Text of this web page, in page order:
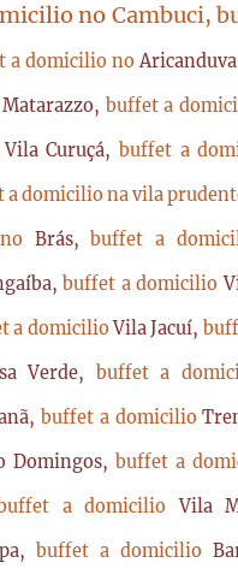
no Cambuci,
a domicilio no
buffet a
Vila Curuçá, buffet a
a domicilio na vila
Brás, buffet a
buffet a domicilio
a domicilioVila Jacuí,
Verde, buffet a
buffet a domicilio
Domingos, buffet a
a domicilio Vila
buffet a domicilio